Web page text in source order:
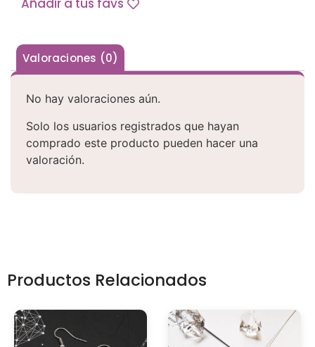
Añadir a tus favs
Valoraciones (0)
No hay valoraciones aún.
Solo los usuarios registrados que hayan
comprado este producto pueden hacer una
valoración.
Productos Relacionados